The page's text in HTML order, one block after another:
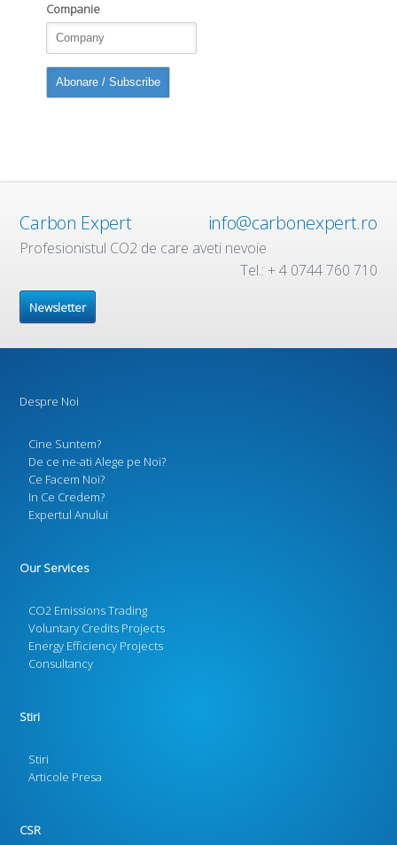
Companie
Carbon Expert info@carbonexpert.ro
Profesionistul CO2 de care aveti nevoie
Tel.: + 4 0744 760 710
Newsletter
Despre Noi
Cine Suntem?
De ce ne-ati Alege pe Noi?
Ce Facem Noi?
In Ce Credem?
Expertul Anului
Our Services
CO2 Emissions Trading
Voluntary Credits Projects
Energy Efficiency Projects
Consultancy
Stiri
Stiri
Articole Presa
CSR